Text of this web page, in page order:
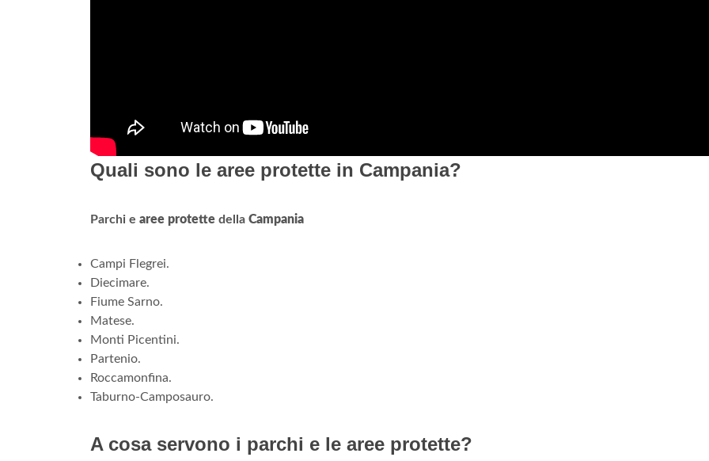
Quali sono le aree protette in Campania?
Parchi e aree protette della Campania
Campi Flegrei.
Diecimare.
Fiume Sarno.
Matese.
Monti Picentini.
Partenio.
Roccamonfina.
Taburno-Camposauro.
A cosa servono i parchi e le aree protette?